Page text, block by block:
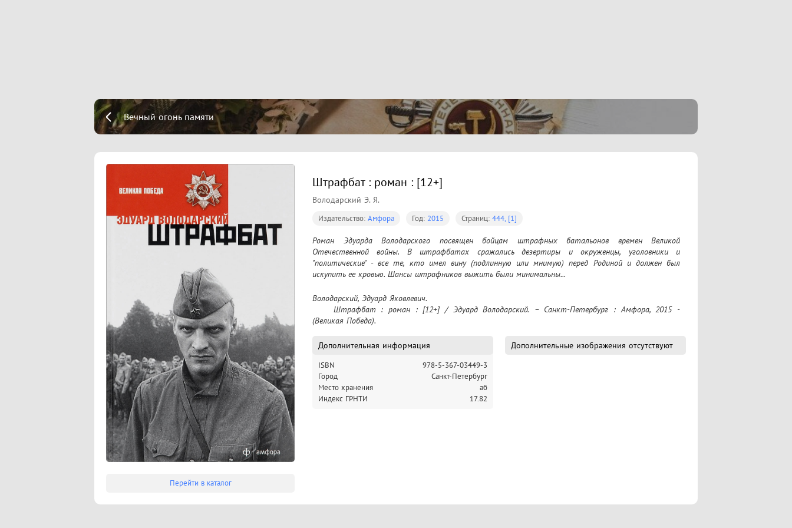
Вечный огонь памяти
Перейти в каталог
Штрафбат : роман : [12+]
Володарский Э. Я.
Издательство: Амфора Год: 2015 Страниц: 444, [1]
Роман Эдуарда Володарского посвящен бойцам штрафных батальонов времен Великой
Отечественной войны. В штрафбатах сражались дезертиры и окруженцы, уголовники и
"политические" - все те, кто имел вину (подлинную или мнимую) перед Родиной и должен был
искупить ее кровью. Шансы штрафников выжить были минимальны...
Володарский, Эдуард Яковлевич.
(Великая Победа).
Дополнительная информация
ISBN
978-5-367-03449-3
Город
Санкт-Петербург
Место хранения
аб
Индекс ГРНТИ
17.82
Дополнительные изображения отсутствуют